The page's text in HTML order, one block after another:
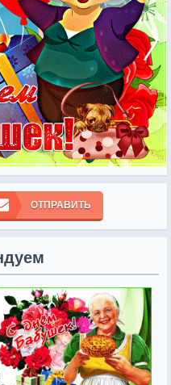
ОТПРАВИТЬ